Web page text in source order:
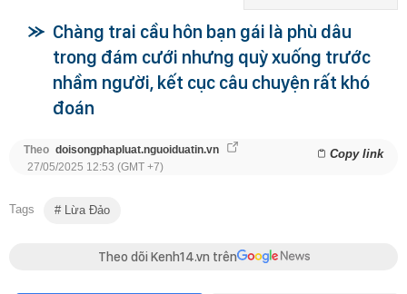
Chàng trai cầu hôn bạn gái là phù dâu
trong đám cưới nhưng quỳ xuống trước
nhầm người, kết cục câu chuyện rất khó
đoán
Theo doisongphapluat.nguoiduatin.vn Copy link
27/05/2025 12:53 (GMT +7)
Tags Lừa Đảo
Theo dõi Kenh14.vn trên